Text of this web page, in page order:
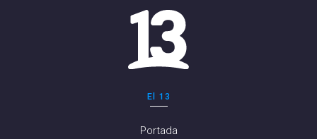
El 13
Portada